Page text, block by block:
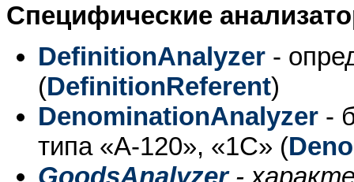
Специфические
DefinitionAnalyzer -
(DefinitionReferent)
DenominationAnalyzer -
типа «А-120», «1С» (
GoodsAnalyzer-